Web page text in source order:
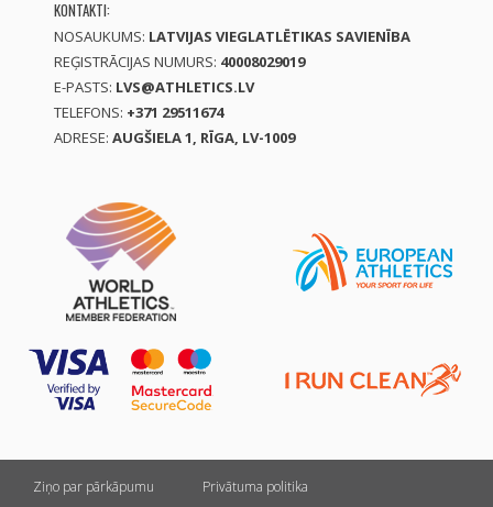
KONTAKTI:
NOSAUKUMS: LATVIJAS VIEGLATLĒTIKAS SAVIENĪBA
REĢISTRĀCIJAS NUMURS: 40008029019
E-PASTS: LVS@ATHLETICS.LV
TELEFONS: +371 29511674
ADRESE: AUGŠIELA 1, RĪGA, LV-1009
Ziņo par pārkāpumu
Privātuma politika